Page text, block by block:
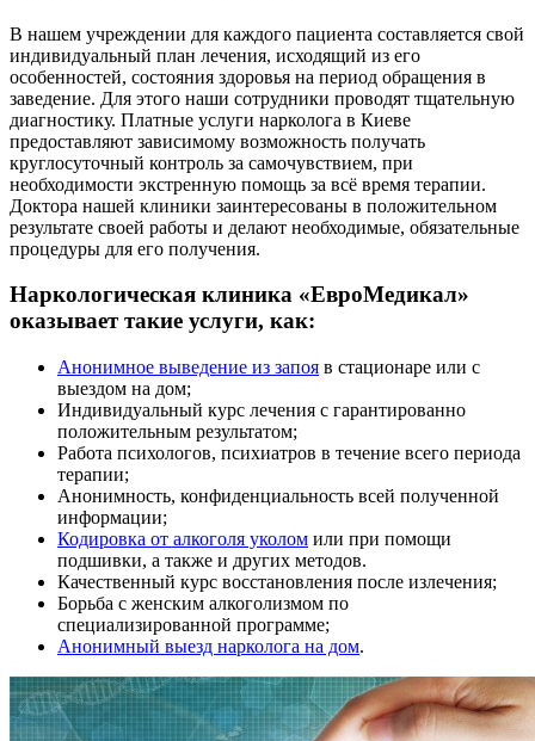
В нашем учреждении для каждого пациента составляется свой
индивидуальный план лечения, исходящий из его
особенностей, состояния здоровья на период обращения в
заведение. Для этого наши сотрудники проводят тщательную
диагностику. Платные услуги нарколога в Киеве
предоставляют зависимому возможность получать
круглосуточный контроль за самочувствием, при
необходимости экстренную помощь за всё время терапии.
Доктора нашей клиники заинтересованы в положительном
результате своей работы и делают необходимые, обязательные
процедуры для его получения.
Наркологическая клиника «ЕвроМедикал»
оказывает такие услуги, как:
Анонимное выведение из запоя в стационаре или с
выездом на дом;
Индивидуальный курс лечения с гарантированно
положительным результатом;
Работа психологов, психиатров в течение всего периода
терапии;
Анонимность, конфиденциальность всей полученной
информации;
Кодировка от алкоголя уколом или при помощи
подшивки, а также и других методов.
Качественный курс восстановления после излечения;
Борьба с женским алкоголизмом по
специализированной программе;
Анонимный выезд нарколога на дом.